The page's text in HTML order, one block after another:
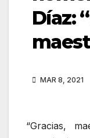
Díaz:
MAR 8, 2021
“Gracias,